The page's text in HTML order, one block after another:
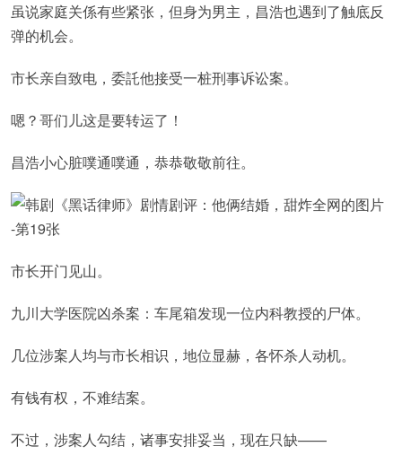
虽说家庭关係有些紧张，但身为男主，昌浩也遇到了触底反
弹的机会。
市长亲自致电，委託他接受一桩刑事诉讼案。
嗯？哥们儿这是要转运了！
昌浩小心脏噗通噗通，恭恭敬敬前往。
市长开门见山。
九川大学医院凶杀案：车尾箱发现一位内科教授的尸体。
几位涉案人均与市长相识，地位显赫，各怀杀人动机。
有钱有权，不难结案。
不过，涉案人勾结，诸事安排妥当，现在只缺——